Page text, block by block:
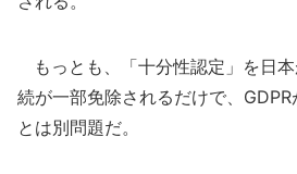
もっとも、「十分性認定」を日
続が一部免除されるだけで、
とは別問題だ。